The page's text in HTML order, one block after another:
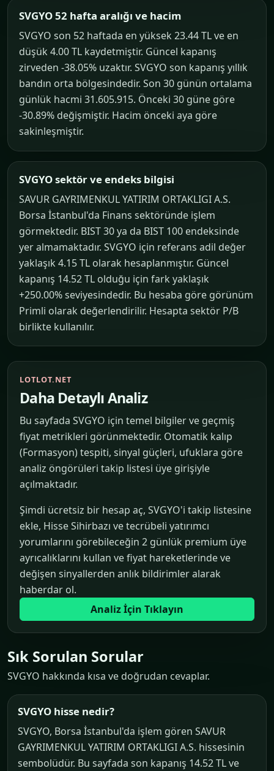
SVGYO 52 hafta aralığı ve hacim
SVGYO son 52 haftada en yüksek 23.44 TL ve en
düşük 4.00 TL kaydetmiştir. Güncel kapanış
zirveden -38.05% uzaktır. SVGYO son kapanış yıllık
bandın orta bölgesindedir. Son 30 günün ortalama
günlük hacmi 31.605.915. Önceki 30 güne göre
-30.89% değişmiştir. Hacim önceki aya göre
sakinleşmiştir.
SVGYO sektör ve endeks bilgisi
SAVUR GAYRIMENKUL YATIRIM ORTAKLIGI A.S.
Borsa İstanbul'da Finans sektöründe işlem
görmektedir. BIST 30 ya da BIST 100 endeksinde
yer almamaktadır. SVGYO için referans adil değer
yaklaşık 4.15 TL olarak hesaplanmıştır. Güncel
kapanış 14.52 TL olduğu için fark yaklaşık
+250.00% seviyesindedir. Bu hesaba göre görünüm
Primli olarak değerlendirilir. Hesapta sektör P/B
birlikte kullanılır.
LOTLOT.NET
Daha Detaylı Analiz
Bu sayfada SVGYO için temel bilgiler ve geçmiş
fiyat metrikleri görünmektedir. Otomatik kalıp
(Formasyon) tespiti, sinyal güçleri, ufuklara göre
analiz öngörüleri takip listesi üye girişiyle
açılmaktadır.
Şimdi ücretsiz bir hesap aç, SVGYO'i takip listesine
ekle, Hisse Sihirbazı ve tecrübeli yatırımcı
yorumlarını görebileceğin 2 günlük premium üye
ayrıcalıklarını kullan ve fiyat hareketlerinde ve
değişen sinyallerden anlık bildirimler alarak
haberdar ol.
Analiz İçin Tıklayın
Sık Sorulan Sorular
SVGYO hakkında kısa ve doğrudan cevaplar.
SVGYO hisse nedir?
SVGYO, Borsa İstanbul'da işlem gören SAVUR
GAYRIMENKUL YATIRIM ORTAKLIGI A.S. hissesinin
sembolüdür. Bu sayfada son kapanış 14.52 TL ve